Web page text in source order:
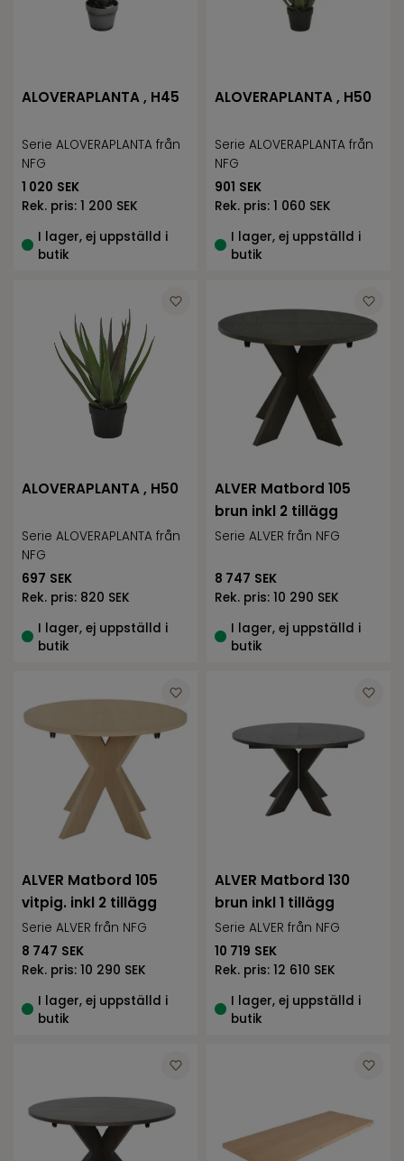
ALOVERAPLANTA , H45
Serie ALOVERAPLANTA från
NFG
1 020 SEK
Rek. pris: 1 200 SEK
I lager, ej uppställd i
butik
ALOVERAPLANTA , H50
Serie ALOVERAPLANTA från
NFG
901 SEK
Rek. pris: 1 060 SEK
I lager, ej uppställd i
butik
ALOVERAPLANTA , H50
Serie ALOVERAPLANTA från
NFG
697 SEK
Rek. pris: 820 SEK
I lager, ej uppställd i
butik
ALVER Matbord 105
brun inkl 2 tillägg
Serie ALVER från NFG
8 747 SEK
Rek. pris: 10 290 SEK
I lager, ej uppställd i
butik
ALVER Matbord 105
vitpig. inkl 2 tillägg
Serie ALVER från NFG
8 747 SEK
Rek. pris: 10 290 SEK
I lager, ej uppställd i
butik
ALVER Matbord 130
brun inkl 1 tillägg
Serie ALVER från NFG
10 719 SEK
Rek. pris: 12 610 SEK
I lager, ej uppställd i
butik